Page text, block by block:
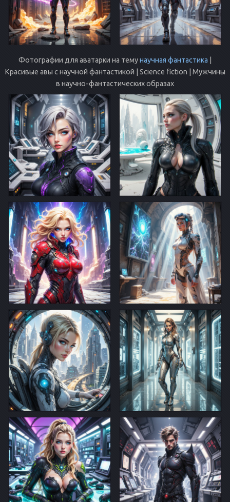
Фотографии для аватарки на темунаучная фантастика
Красивые авы с научной фантастикой | Science fiction | Мужчины
в научно-фантастических образах